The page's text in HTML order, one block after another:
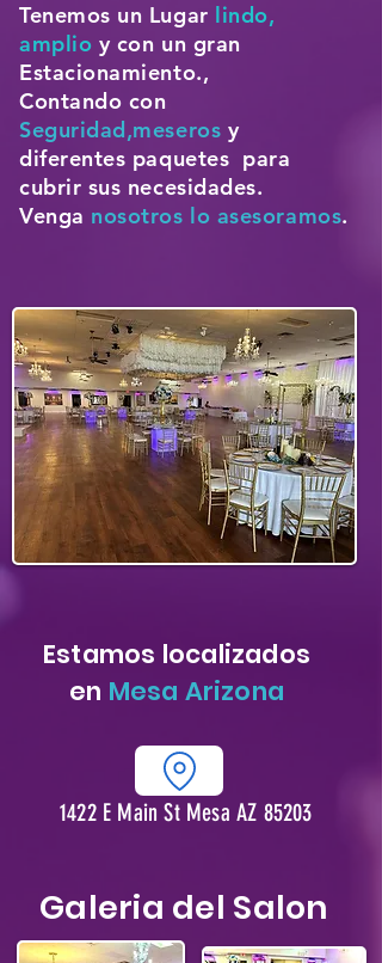
Tenemos un Lugar lindo,
amplio y con un gran
Estacionamiento.,
Contando con
Seguridad,meseros y
diferentes paquetes para
cubrir sus necesidades.
Venga nosotros lo asesoramos.
Estamos localizados
en Mesa Arizona
1422 E Main St Mesa AZ 85203
Galeria del Salon